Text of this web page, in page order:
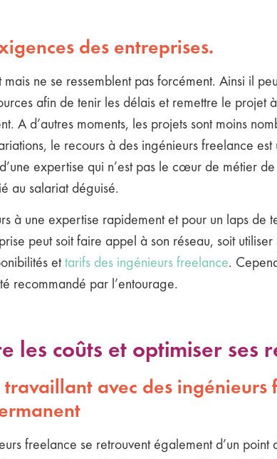
des entreprises.
ne se ressemblent pas forcément. Ainsi il
afin de tenir les délais et remettre le projet
A d’autres moments, les projets sont moins
le recours à des ingénieurs freelance
d’une expertise qui n’est pas le cœur de métier
au salariat déguisé.
à une expertise rapidement et pour un laps
peut soit faire appel à son réseau, soit
et tarifs des ingénieurs freelance.
recommandé par l’entourage.
les coûts et optimiser ses
travaillant avec des
freelance se retrouvent également d’un